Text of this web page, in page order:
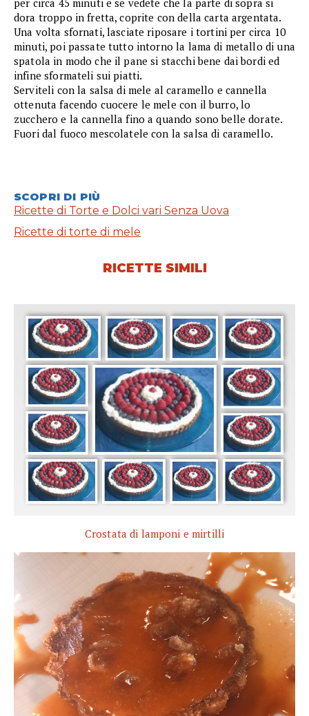
per circa 45 minuti e se vedete che la parte di sopra si
dora troppo in fretta, coprite con della carta argentata.
Una volta sfornati, lasciate riposare i tortini per circa 10
minuti, poi passate tutto intorno la lama di metallo di una
spatola in modo che il pane si stacchi bene dai bordi ed
infine sformateli sui piatti.
Serviteli con la salsa di mele al caramello e cannella
ottenuta facendo cuocere le mele con il burro, lo
zucchero e la cannella fino a quando sono belle dorate.
Fuori dal fuoco mescolatele con la salsa di caramello.
SCOPRI DI PIÙ
Ricette di Torte e Dolci vari Senza Uova
Ricette di torte di mele
RICETTE SIMILI
Crostata di lamponi e mirtilli